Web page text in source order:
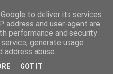
to deliver its services
address and user-agent are
performance and security
generate usage
abuse.
GOT IT